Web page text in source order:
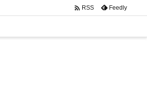
 RSS Feedly